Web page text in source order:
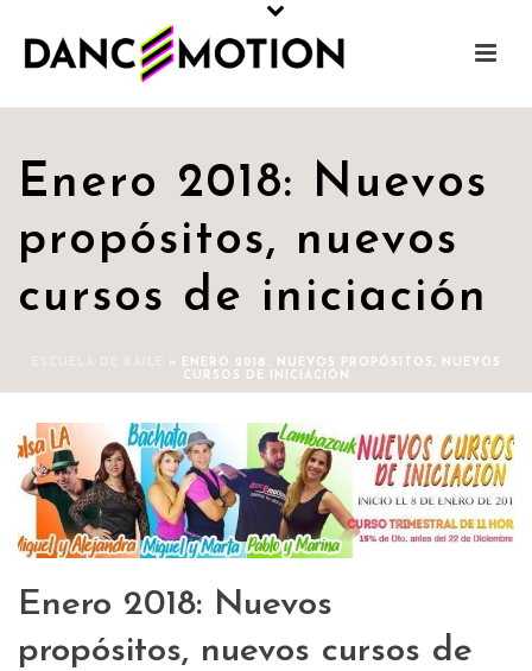
Enero 2018: Nuevos
propósitos, nuevos
cursos de iniciación
»
ENERO 2018: NUEVOS PROPÓSITOS, NUEVOS
CURSOS DE INICIACIÓN
Enero 2018: Nuevos
propósitos, nuevos cursos de